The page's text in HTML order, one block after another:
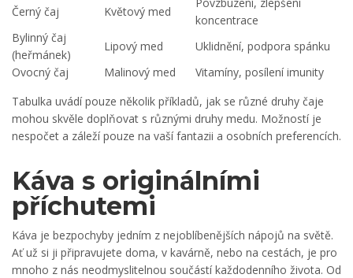
Černý čaj
Květový med
koncentrace
Bylinný čaj
(heřmánek)
Lipový med
Uklidnění, podpora spánku
Ovocný čaj
Malinový med
Vitamíny, posílení imunity
Tabulka uvádí pouze několik příkladů, jak se různé druhy čaje
mohou skvěle doplňovat s různými druhy medu. Možností je
nespočet a záleží pouze na vaší fantazii a osobních preferencích.
Káva s originálními
příchutemi
Káva je bezpochyby jedním z nejoblíbenějších nápojů na světě.
Ať už si ji připravujete doma, v kavárně, nebo na cestách, je pro
mnoho z nás neodmyslitelnou součástí každodenního života. Od